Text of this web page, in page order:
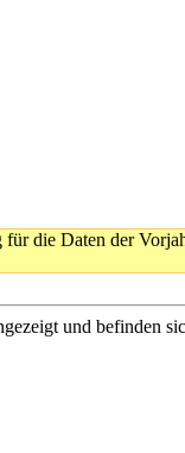
für die Daten der
und befinden